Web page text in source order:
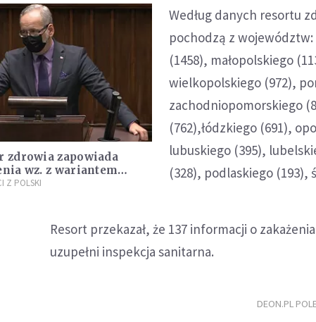
zdrowia zapowiada
wz. z wariantem
Z POLSKI
Według danych resortu
pochodzą z
(1458), małopolskiego
wielkopolskiego (972),
zachodniopomorskiego
(762),łódzkiego (691),
lubuskiego (395),
(328), podlaskiego (193),
Resort przekazał, że 137 informacji o
uzupełni inspekcja sanitarna.
DEON.PL